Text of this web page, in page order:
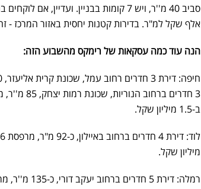
אלף שקל למ"ר. בדירות קטנות יחסית באזור המרכז -
הנה עוד כמה עסקאות של רימקס מהשבוע הזה:
ב-1.5 מיליון שקל.
מיליון שקל.